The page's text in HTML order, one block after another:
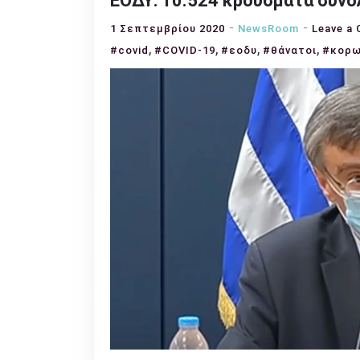
1 Σεπτεμβρίου 2020 NewsRoom Leave a
#covid , #COVID-19, #εοδυ, #θάνατοι,